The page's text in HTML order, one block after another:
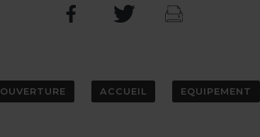
OUVERTURE ACCUEIL EQUIPEMENT